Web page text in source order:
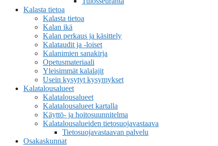
Kalasta tietoa
Kalasta tietoa
Kalan ikä
Kalan perkaus ja käsittely
Kalataudit ja -loiset
Kalanimien sanakirja
Opetusmateriaali
Yleisimmät kalalajit
Usein kysytyt kysymykset
Kalatalousalueet
Kalatalousalueet
Kalatalousalueet kartalla
Käyttö- ja hoitosuunnitelma
Kalatalousalueiden tietosuojavastaava
Tietosuojavastaavan palvelu
Osakaskunnat